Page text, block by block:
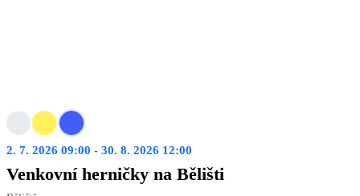
2. 7. 2026 09:00 - 30. 8. 2026 12:00
Venkovní herničky na Bělišti